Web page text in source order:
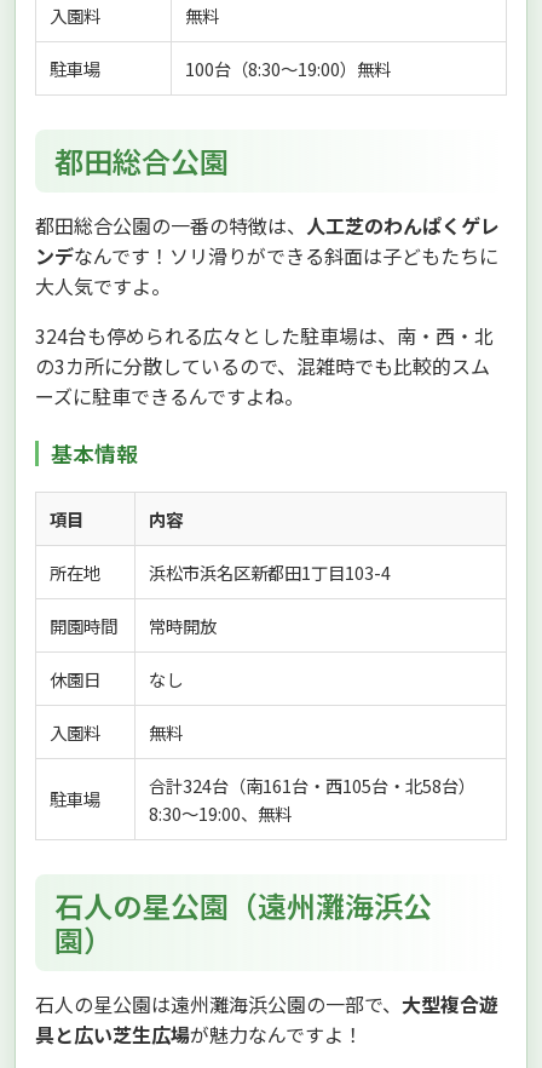
入園料 無料
駐車場 100台（8:30〜19:00）無料
都田総合公園
都田総合公園の一番の特徴は、 人工芝のわんぱくゲレ
ンデなんです！ソリ滑りができる斜面は子どもたちに
大人気ですよ。
324台も停められる広々とした駐車場は、南・西・北
の3カ所に分散しているので、混雑時でも比較的スム
ーズに駐車できるんですよね。
基本情報
項目 内容
所在地 浜松市浜名区新都田1丁目103-4
開園時間 常時開放
休園日 なし
入園料 無料
駐車場
合計324台（南161台・西105台・北58台）
8:30〜19:00、無料
石人の星公園（遠州灘海浜公
園）
石人の星公園は遠州灘海浜公園の一部で、 大型複合遊
具と広い芝生広場が魅力なんですよ！